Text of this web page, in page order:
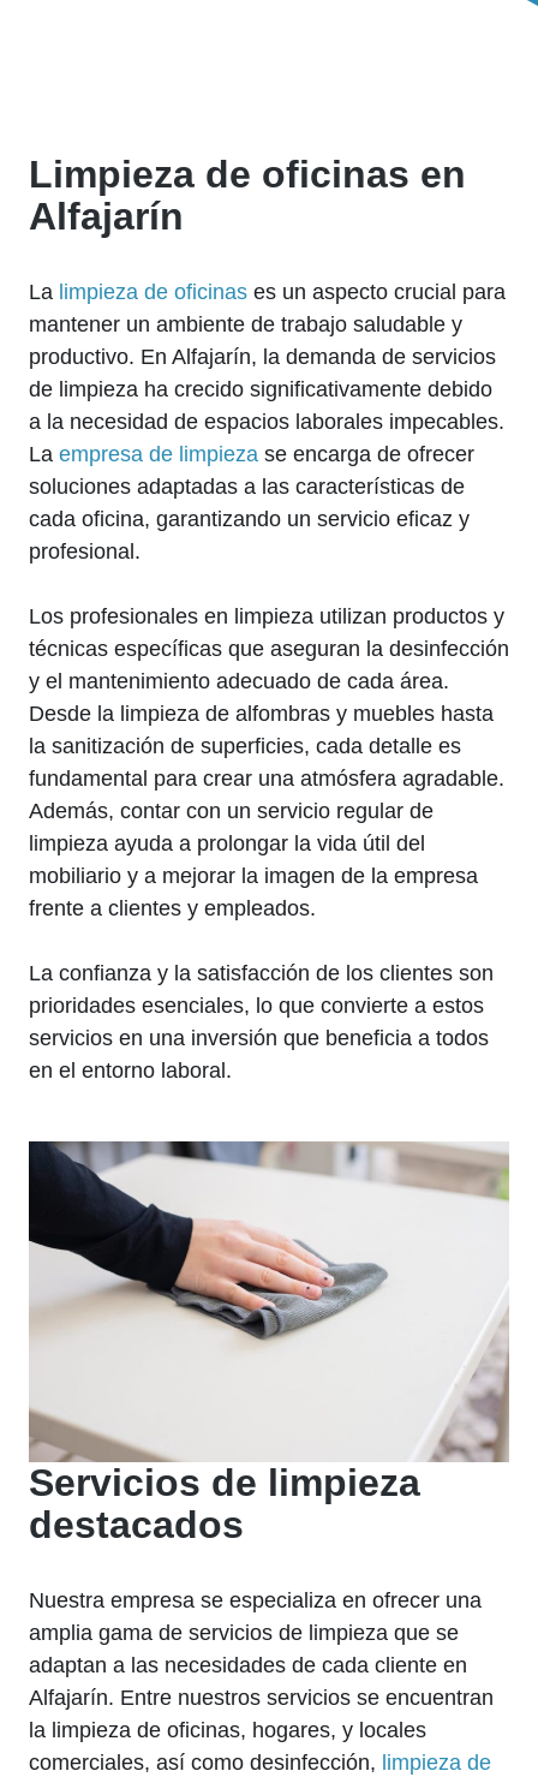
Limpieza de oficinas en
Alfajarín
La limpieza de oficinas es un aspecto crucial para
mantener un ambiente de trabajo saludable y
productivo. En Alfajarín, la demanda de servicios
de limpieza ha crecido significativamente debido
a la necesidad de espacios laborales impecables.
La empresa de limpieza se encarga de ofrecer
soluciones adaptadas a las características de
cada oficina, garantizando un servicio eficaz y
profesional.
Los profesionales en limpieza utilizan productos y
técnicas específicas que aseguran la desinfección
y el mantenimiento adecuado de cada área.
Desde la limpieza de alfombras y muebles hasta
la sanitización de superficies, cada detalle es
fundamental para crear una atmósfera agradable.
Además, contar con un servicio regular de
limpieza ayuda a prolongar la vida útil del
mobiliario y a mejorar la imagen de la empresa
frente a clientes y empleados.
La confianza y la satisfacción de los clientes son
prioridades esenciales, lo que convierte a estos
servicios en una inversión que beneficia a todos
en el entorno laboral.
Servicios de limpieza
destacados
Nuestra empresa se especializa en ofrecer una
amplia gama de servicios de limpieza que se
adaptan a las necesidades de cada cliente en
Alfajarín. Entre nuestros servicios se encuentran
la limpieza de oficinas, hogares, y locales
comerciales, así como desinfección, limpieza de